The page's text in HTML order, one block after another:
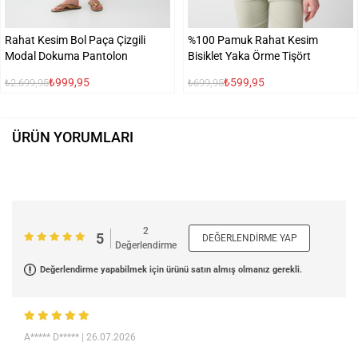
Rahat Kesim Bol Paça Çizgili
Modal Dokuma Pantolon
₺2.699,95₺999,95
%100 Pamuk Rahat Kesim
Bisiklet Yaka Örme Tişört
₺699,95₺599,95
ÜRÜN YORUMLARI
5
2
Değerlendirme
DEĞERLENDIRME YAP
Değerlendirme yapabilmek için ürünü satın almış olmanız gerekli.
A***** D***** | 26.07.2026